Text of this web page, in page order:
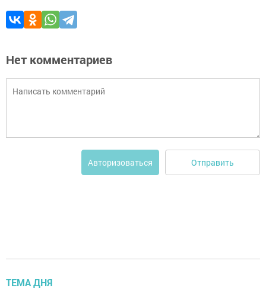
Нет комментариев
Авторизоваться Отправить
ТЕМА ДНЯ